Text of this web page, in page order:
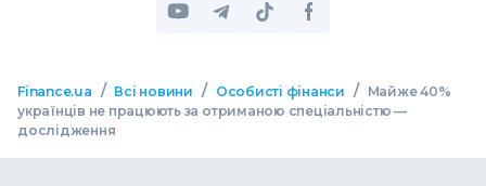
Finance.ua / Всі новини / Особисті фінанси /
Майже 40%
українців не працюють за отриманою спеціальністю —
дослідження